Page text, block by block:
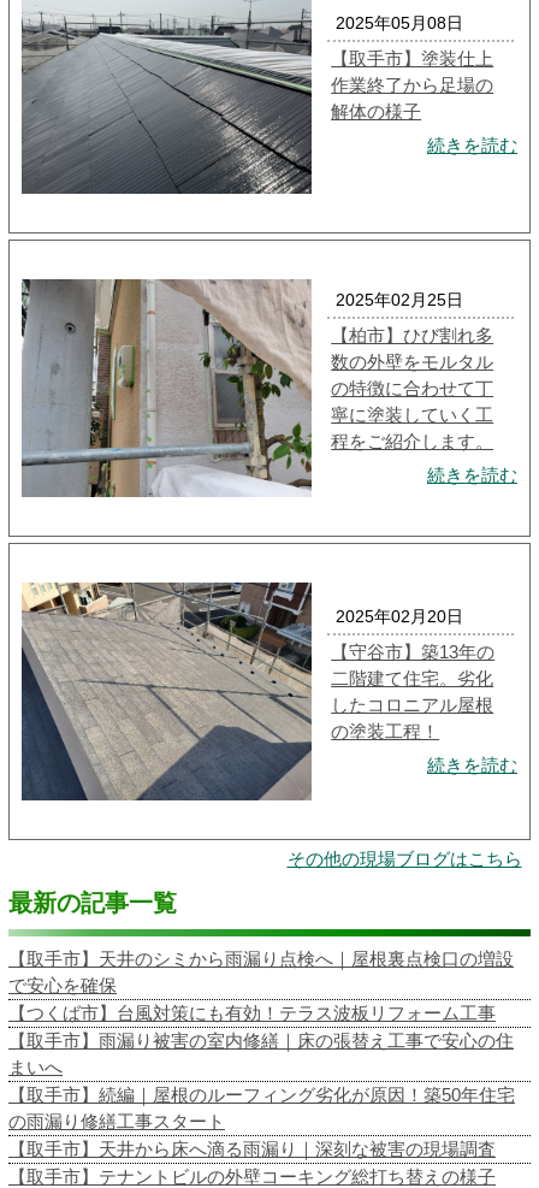
2025年05月08日
【取手市】塗装仕上
作業終了から足場の
解体の様子
続きを読む
2025年02月25日
【柏市】ひび割れ多
数の外壁をモルタル
の特徴に合わせて丁
寧に塗装していく工
程をご紹介します。
続きを読む
2025年02月20日
【守谷市】築13年の
二階建て住宅。劣化
したコロニアル屋根
の塗装工程！
続きを読む
その他の現場ブログはこちら
最新の記事一覧
【取手市】天井のシミから雨漏り点検へ｜屋根裏点検口の増設
で安心を確保
【つくば市】台風対策にも有効！テラス波板リフォーム工事
【取手市】雨漏り被害の室内修繕｜床の張替え工事で安心の住
まいへ
【取手市】続編｜屋根のルーフィング劣化が原因！築50年住宅
の雨漏り修繕工事スタート
【取手市】天井から床へ滴る雨漏り｜深刻な被害の現場調査
【取手市】テナントビルの外壁コーキング総打ち替えの様子